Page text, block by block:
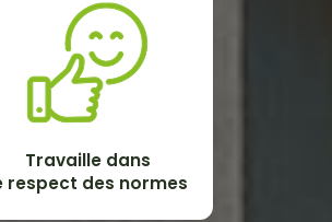
Travaille dans
respect des normes